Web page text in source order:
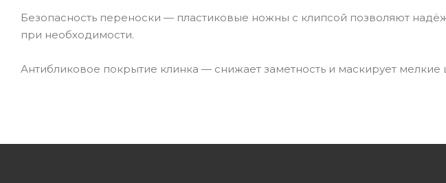
Безопасность переноски — пластиковые ножны с клипсой позволяют
при необходимости.
Антибликовое покрытие клинка — снижает заметность и маскирует мелкие